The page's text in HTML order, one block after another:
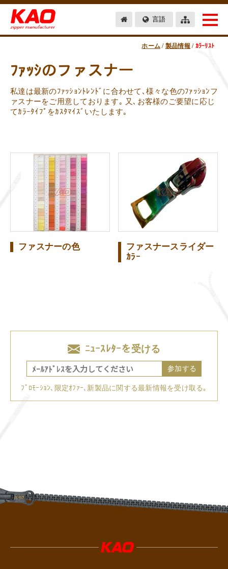
言語
ホーム / 製品情報 / ｶﾗｰﾘｽﾄ
ﾌｧｯｼのファスナー
私達は最新のﾌｧｯｼｮﾝﾄﾚﾝﾄﾞに合わせて､様々な色のﾌｧｯｼｮﾝフ
ァスナーをご用意しております｡ 又､お客様のご要望に応じ
てｶﾗｰﾀｲﾌﾟをｶｽﾀﾏｲｽﾞいたします｡
ファスナーの色
ファスナースライダー
ｶﾗｰ
ﾆｭｰｽﾚﾀｰを受ける
参加する
ﾌﾟﾛﾓｰｼｮﾝ､限定ｵﾌｧｰ､新製品に関する最新情報を受け取る｡